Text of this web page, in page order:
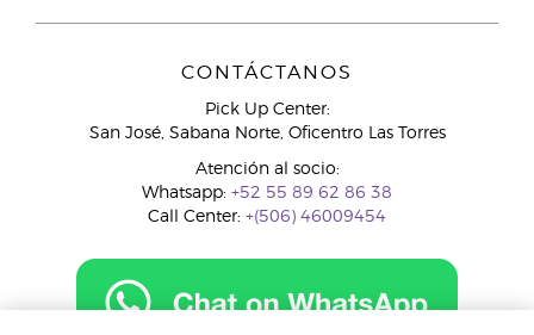
CONTÁCTANOS
Pick Up Center:
San José, Sabana Norte, Oficentro Las Torres
Atención al socio:
Whatsapp: +52 55 89 62 86 38
Call Center: +(506) 46009454